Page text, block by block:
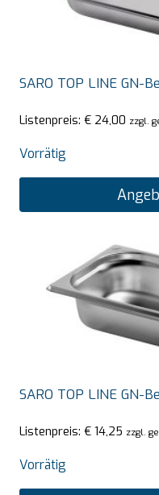
SARO TOP LINE GN-
Listenpreis: € 24,00 zzgl.
Vorrätig
SARO TOP LINE GN-
Listenpreis: € 14,25 zzgl.
Vorrätig